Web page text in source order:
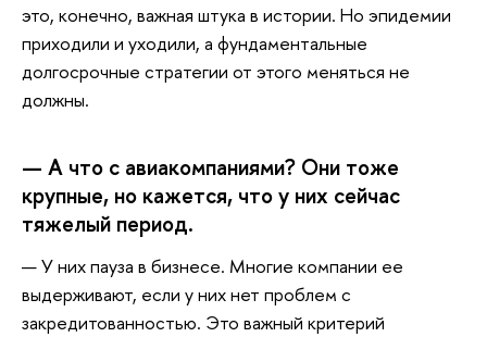
это, конечно, важная штука в истории. Но эпидемии
приходили и уходили, а фундаментальные
долгосрочные стратегии от этого меняться не
должны.
— А что с авиакомпаниями? Они тоже
крупные, но кажется, что у них сейчас
тяжелый период.
— У них пауза в бизнесе. Многие компании ее
выдерживают, если у них нет проблем с
закредитованностью. Это важный критерий